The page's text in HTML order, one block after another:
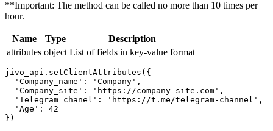
**Important: The method can be called no more than 10 times per
hour.
Name Type
Description
attributes object List of fields in key-value format
jivo_api.setClientAttributes({
  'Company_name': 'Company',
  'Company_site': 'https://company-site.com',
  'Telegram_chanel': 'https://t.me/telegram-channel',
  'Age': 42